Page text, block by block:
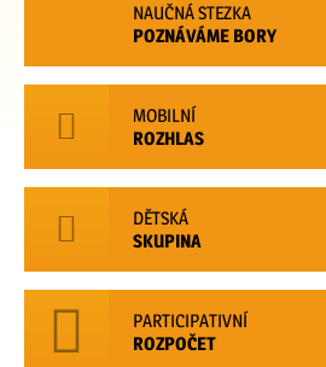
NAUČNÁ STEZKA
POZNÁVÁME BORY
MOBILNÍ
ROZHLAS
DĚTSKÁ
SKUPINA
PARTICIPATIVNÍ
ROZPOČET